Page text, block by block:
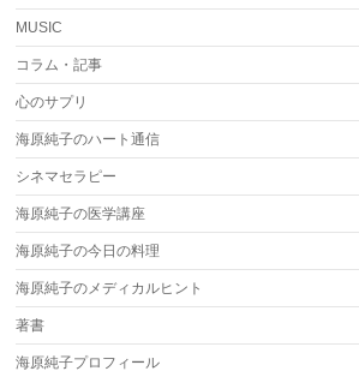
MUSIC
コラム・記事
心のサプリ
海原純子のハート通信
シネマセラピー
海原純子の医学講座
海原純子の今日の料理
海原純子のメディカルヒント
著書
海原純子プロフィール